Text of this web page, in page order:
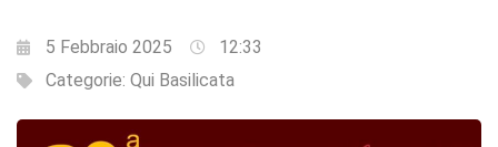
5 Febbraio 2025
12:33
Categorie: Qui Basilicata